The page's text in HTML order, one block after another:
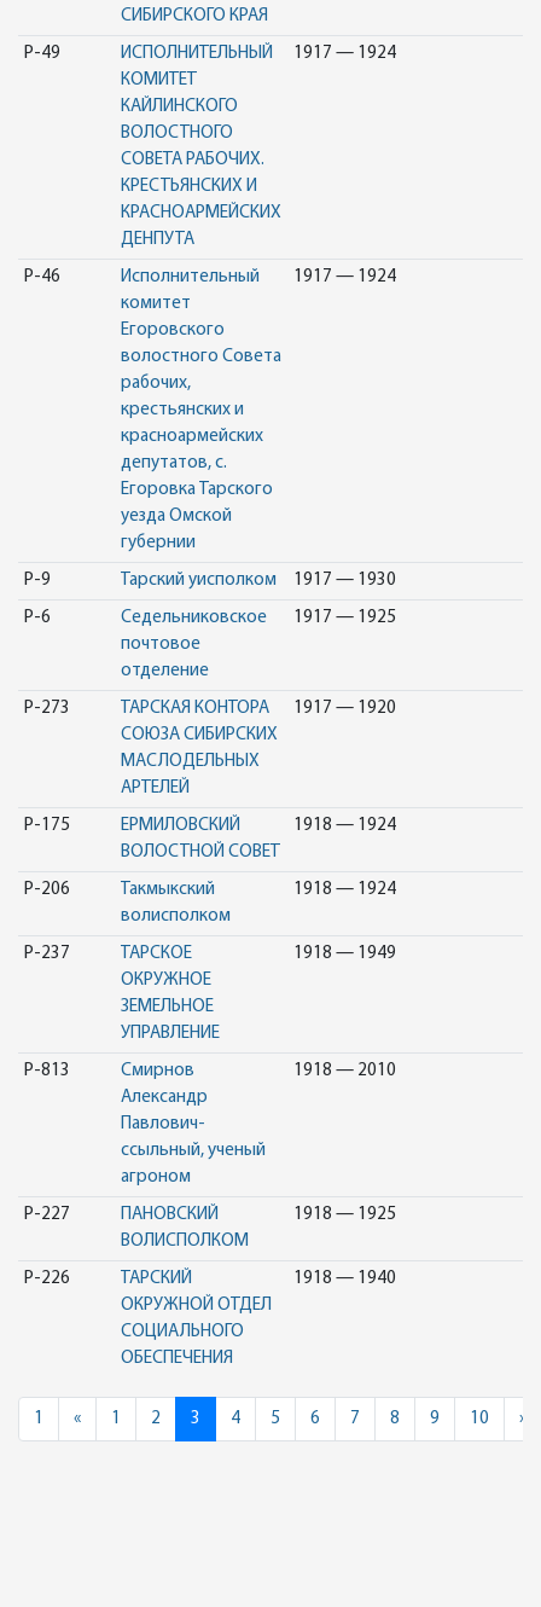
СИБИРСКОГО КРАЯ
Р-49
ИСПОЛНИТЕЛЬНЫЙ
КОМИТЕТ
КАЙЛИНСКОГО
ВОЛОСТНОГО
СОВЕТА РАБОЧИХ.
КРЕСТЬЯНСКИХ И
КРАСНОАРМЕЙСКИХ
ДЕНПУТА
1917 — 1924
Р-46
Исполнительный
комитет
Егоровского
волостного Совета
рабочих,
крестьянских и
красноармейских
депутатов, с.
Егоровка Тарского
уезда Омской
губернии
1917 — 1924
Р-9 Тарский уисполком 1917 — 1930
Р-6
Седельниковское
почтовое
отделение
1917 — 1925
Р-273
ТАРСКАЯ КОНТОРА
СОЮЗА СИБИРСКИХ
МАСЛОДЕЛЬНЫХ
АРТЕЛЕЙ
1917 — 1920
Р-175
ЕРМИЛОВСКИЙ
ВОЛОСТНОЙ СОВЕТ
1918 — 1924
Р-206
Такмыкский
волисполком
1918 — 1924
Р-237
ТАРСКОЕ
ОКРУЖНОЕ
ЗЕМЕЛЬНОЕ
УПРАВЛЕНИЕ
1918 — 1949
Р-813
Смирнов
Александр
Павлович-
ссыльный, ученый
агроном
1918 — 2010
Р-227
ПАНОВСКИЙ
ВОЛИСПОЛКОМ
1918 — 1925
Р-226
ТАРСКИЙ
ОКРУЖНОЙ ОТДЕЛ
СОЦИАЛЬНОГО
ОБЕСПЕЧЕНИЯ
1918 — 1940
1 «Previous
1 2 3 4 5 6 7 8 9 10 »